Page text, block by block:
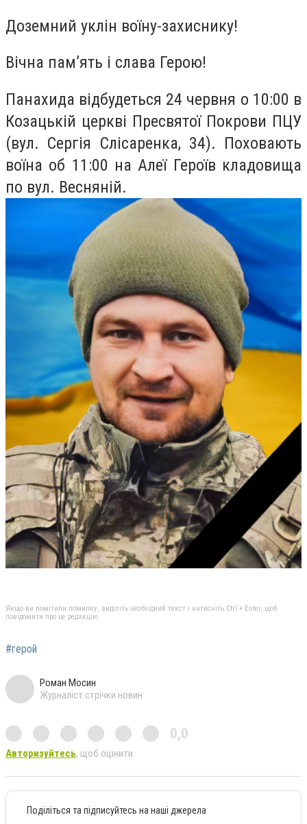
Доземний уклін воїну-захиснику!
Вічна пам’ять і слава Герою!
Панахида відбудеться 24 червня о 10:00 в
Козацькій церкві Пресвятої Покрови ПЦУ
(вул. Сергія Слісаренка, 34). Поховають
воїна об 11:00 на Алеї Героїв кладовища
по вул. Весняній.
Якщо ви помітили помилку, виділіть необхідний текст і натисніть Ctrl + Enter, щоб
повідомити про це редакцію
#герой
Роман Мосин
Журналіст стрічки новин
0,0
Авторизуйтесь, щоб оцінити
Поділіться та підписуйтесь на наші джерела